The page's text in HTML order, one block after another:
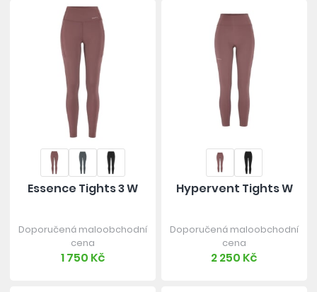
Essence Tights 3 W
Doporučená maloobchodní
cena
1 750 Kč
Hypervent Tights W
Doporučená maloobchodní
cena
2 250 Kč